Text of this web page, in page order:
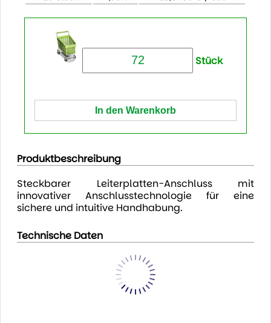
Stück
Produktbeschreibung
Steckbarer Leiterplatten-Anschluss mit
innovativer Anschlusstechnologie für eine
sichere und intuitive Handhabung.
Technische Daten